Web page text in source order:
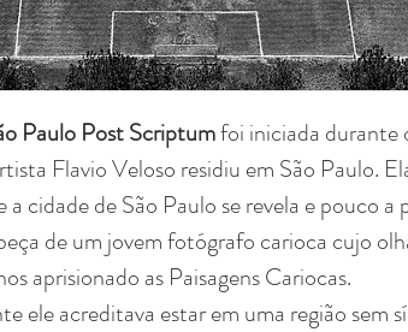
Paulo Post Scriptumfoi iniciada durante
Flavio Veloso residiu em São Paulo.
a cidade de São Paulo se revela e pouco a
de um jovem fotógrafo carioca cujo
aprisionado as Paisagens Cariocas.
ele acreditava estar em uma região sem